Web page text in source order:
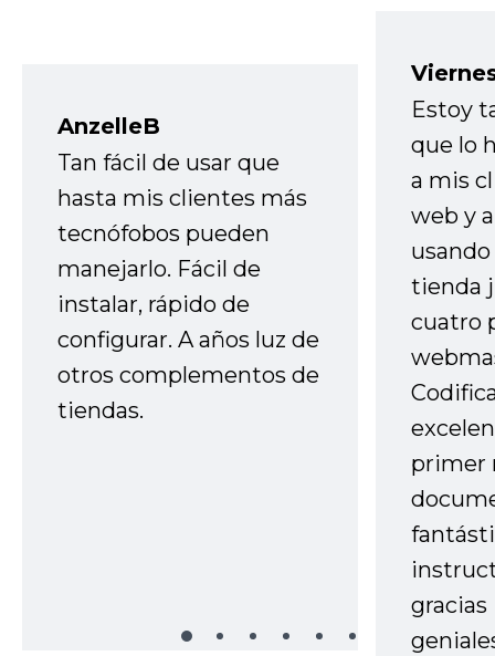
AnzelleB
Tan fácil de usar que
hasta mis clientes más
tecnófobos pueden
manejarlo. Fácil de
instalar, rápido de
configurar. A años luz de
otros complementos de
tiendas.
Estoy
que lo
a mis
web y
tienda
cuatro
primer
gracias